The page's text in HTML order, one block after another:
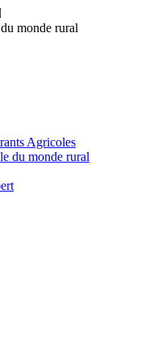
monde rural
Agricoles
du monde rural